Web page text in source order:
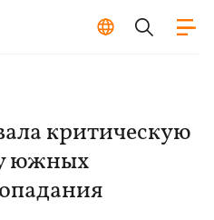
критическую
южных